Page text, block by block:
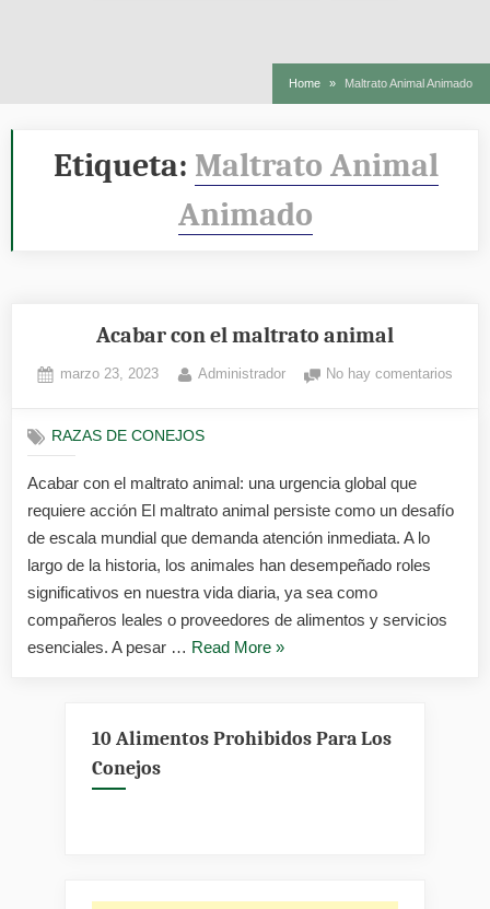
Home Maltrato Animal Animado
Etiqueta: Maltrato Animal
Animado
Acabar con el maltrato animal
Posted
marzo 23, 2023 By
Administrador No hay comentarios
RAZAS DE CONEJOS
Acabar con el maltrato animal: una urgencia global que
requiere acción El maltrato animal persiste como un desafío
de escala mundial que demanda atención inmediata. A lo
largo de la historia, los animales han desempeñado roles
significativos en nuestra vida diaria, ya sea como
compañeros leales o proveedores de alimentos y servicios
esenciales. A pesar … Read More«Acabar
maltrato
»
10 Alimentos Prohibidos Para Los
Conejos